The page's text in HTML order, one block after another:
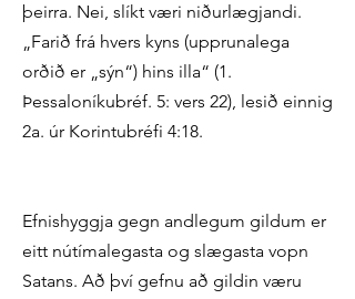
þeirra. Nei, slíkt væri niðurlægjandi.
„Farið frá hvers kyns (upprunalega
orðið er „sýn“) hins illa“ (1.
Þessaloníkubréf. 5: vers 22), lesið einnig
2a. úr Korintubréfi 4:18.
Efnishyggja gegn andlegum gildum er
eitt nútímalegasta og slægasta vopn
Satans. Að því gefnu að gildin væru